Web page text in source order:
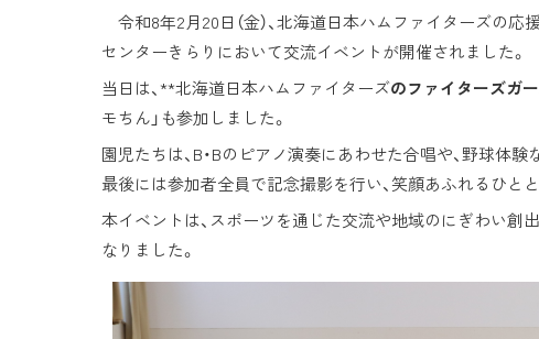
令和8年2月20日（金）、北海道日本ハムファイターズの
センターきらりにおいて交流イベントが開催されました。
当日は、**北海道日本ハムファイターズのファイターズガ
モちん」も参加しました。
園児たちは、B・Bのピアノ演奏にあわせた合唱や、野球体
最後には参加者全員で記念撮影を行い、笑顔あふれるひと
本イベントは、スポーツを通じた交流や地域のにぎわい創
なりました。